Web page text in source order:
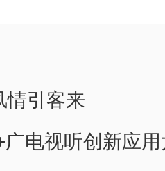
情引客来
广电视听创新应